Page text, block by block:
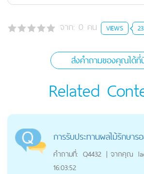
จาก: 0 คน VIEWS
ส่งคำถามของคุณได้ที่
Related
การรับประทานผลไม้รักษาร
คำถามที่: Q4432 | จากคุณ
16:03:52